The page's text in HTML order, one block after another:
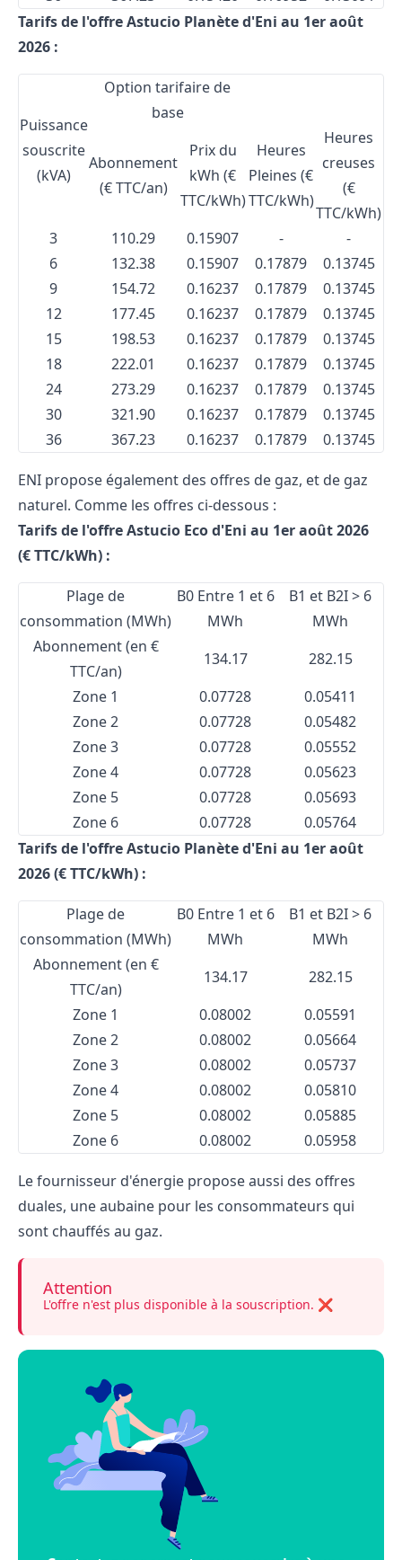
Tarifs de l'offre Astucio Planète d'Eni au 1er août
2026 :
Puissance
souscrite
(kVA)
Option tarifaire de
base
Abonnement
(€ TTC/an)
Prix du
kWh (€
TTC/kWh)
Heures
Pleines (€
TTC/kWh)
Heures
creuses
(€
TTC/kWh)
3
110.29 0.15907 -
-
6
132.38 0.15907 0.17879
0.13745
9
154.72 0.16237 0.17879
0.13745
12
177.45 0.16237 0.17879
0.13745
15
198.53 0.16237 0.17879
0.13745
18
222.01 0.16237 0.17879
0.13745
24
273.29 0.16237 0.17879
0.13745
30
321.90 0.16237 0.17879
0.13745
36
367.23 0.16237 0.17879 0.13745
ENI propose également des offres de gaz, et de gaz
naturel. Comme les offres ci-dessous :
Tarifs de l'offre Astucio Eco d'Eni au 1er août 2026
(€ TTC/kWh) :
Plage de
consommation (MWh)
B0 Entre 1 et 6
MWh
B1 et B2I > 6
MWh
Abonnement (en €
TTC/an)
134.17
282.15
Zone 1
0.07728
0.05411
Zone 2
0.07728
0.05482
Zone 3
0.07728
0.05552
Zone 4
0.07728
0.05623
Zone 5
0.07728
0.05693
Zone 6
0.07728
0.05764
Tarifs de l'offre Astucio Planète d'Eni au 1er août
2026 (€ TTC/kWh) :
Plage de
consommation (MWh)
B0 Entre 1 et 6
MWh
B1 et B2I > 6
MWh
Abonnement (en €
TTC/an)
134.17
282.15
Zone 1
0.08002
0.05591
Zone 2
0.08002
0.05664
Zone 3
0.08002
0.05737
Zone 4
0.08002
0.05810
Zone 5
0.08002
0.05885
Zone 6
0.08002 0.05958
Le fournisseur d'énergie propose aussi des offres
duales, une aubaine pour les consommateurs qui
sont chauffés au gaz.
Attention
L'offre n'est plus disponible à la souscription. ❌